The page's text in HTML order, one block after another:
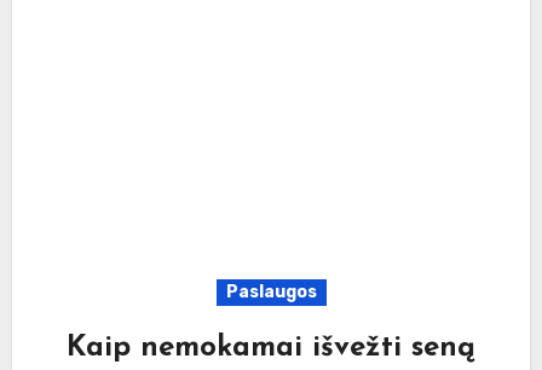
Paslaugos
Kaip nemokamai išvežti seną